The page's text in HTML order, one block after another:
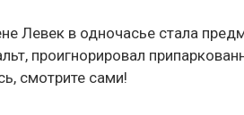
Левек в одночасье стала
проигнорировал
смотрите сами!